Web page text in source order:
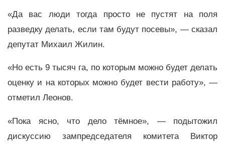
«Да вас люди тогда просто не пустят на поля
разведку делать, если там будут посевы», — сказал
депутат Михаил Жилин.
«Но есть 9 тысяч га, по которым можно будет делать
оценку и на которых можно будет вести работу», —
отметил Леонов.
«Пока ясно, что дело тёмное», — подытожил
дискуссию зампредседателя комитета Виктор